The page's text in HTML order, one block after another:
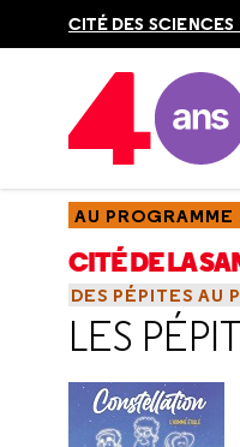
CITÉ DES SCIENCES
Accueil Au
AU PROGRAMME
CITÉ DE LA
DES PÉPITES AU
LES